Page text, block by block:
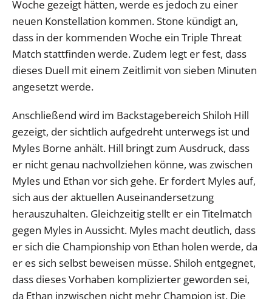
Woche gezeigt hätten, werde es jedoch zu einer
neuen Konstellation kommen. Stone kündigt an,
dass in der kommenden Woche ein Triple Threat
Match stattfinden werde. Zudem legt er fest, dass
dieses Duell mit einem Zeitlimit von sieben Minuten
angesetzt werde.
Anschließend wird im Backstagebereich Shiloh Hill
gezeigt, der sichtlich aufgedreht unterwegs ist und
Myles Borne anhält. Hill bringt zum Ausdruck, dass
er nicht genau nachvollziehen könne, was zwischen
Myles und Ethan vor sich gehe. Er fordert Myles auf,
sich aus der aktuellen Auseinandersetzung
herauszuhalten. Gleichzeitig stellt er ein Titelmatch
gegen Myles in Aussicht. Myles macht deutlich, dass
er sich die Championship von Ethan holen werde, da
er es sich selbst beweisen müsse. Shiloh entgegnet,
dass dieses Vorhaben komplizierter geworden sei,
da Ethan inzwischen nicht mehr Champion ist. Die